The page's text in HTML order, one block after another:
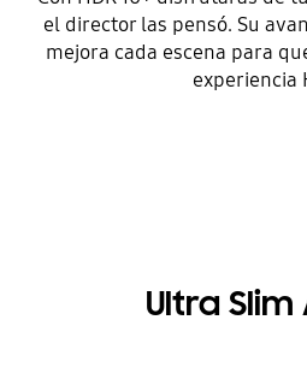
el director las pensó. Su
mejora cada escena para
experiencia
Ultra